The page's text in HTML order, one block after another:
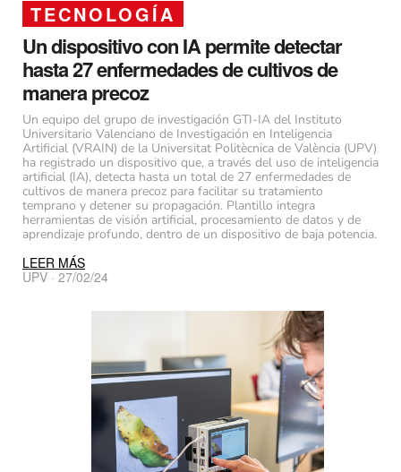
TECNOLOGÍA
Un dispositivo con IA permite detectar
hasta 27 enfermedades de cultivos de
manera precoz
Un equipo del grupo de investigación GTI-IA del Instituto
Universitario Valenciano de Investigación en Inteligencia
Artificial (VRAIN) de la Universitat Politècnica de València (UPV)
ha registrado un dispositivo que, a través del uso de inteligencia
artificial (IA), detecta hasta un total de 27 enfermedades de
cultivos de manera precoz para facilitar su tratamiento
temprano y detener su propagación. Plantillo integra
herramientas de visión artificial, procesamiento de datos y de
aprendizaje profundo, dentro de un dispositivo de baja potencia.
LEER MÁS
UPV · 27/02/24